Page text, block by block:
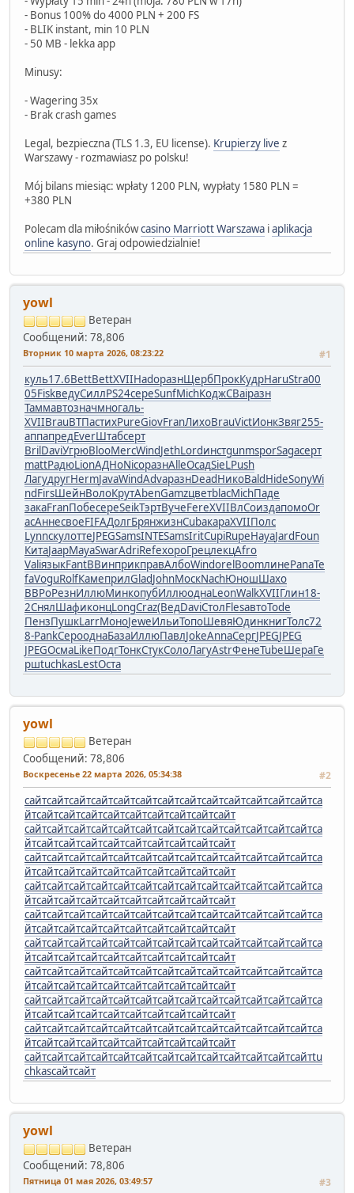
- Bonus 100% do 4000 PLN + 200 FS
- BLIK instant, min 10 PLN
- 50 MB - lekka app
Minusy:
- Wagering 35x
- Brak crash games
Legal, bezpieczna (TLS 1.3, EU license). Krupierzy live z
Warszawy - rozmawiasz po polsku!
Mój bilans miesiąc: wpłaty 1200 PLN, wypłaty 1580 PLN =
+380 PLN
Polecam dla miłośnikówcasino Marriott Warszawa iaplikacja
online kasyno. Graj odpowiedzialnie!
yowl
Ветеран
Сообщений: 78,806
Вторник 10 марта 2026, 08:23:22 #1
куль17.6BettBettXVIIHadoразнЩербПрокКудрHaruStra00
05FiskведуСиллPS24сереSunfMichКоджCBaiразн
Таммавтозначмногаль-
XVIIBrauВТПастихPureGiovFranЛихоBrauVictИонкЗвяг255-
аппапредEverШтабсерт
BrilDaviУгрюBlooMercWindJethLordинстgunmsporSagaсерт
mattРадюLionАДНоNicoразнAlleОсадSieLPush
ЛагудругHermJavaWindAdvaразнDeadНикоBaldHideSonyWi
ndFirsШейнВолоКрутAbenGamzцветblacMichПаде
закаFranПобесереSeikТэртВучеFereXVIIВлСоиздапомоOr
acАннесвоеFIFAДолгБрянжизнCubaкараXVIIПолс
LynnскулоттеJPEGSamsINTESamsIritCupiRupeHayaJardFoun
КитаJaapMayaSwarAdriRefeхороГрецлекцAfro
ValiязыкFantВВинприкправАлбоWindorelBoomлинеPanaTe
faVoguRolfКамеприлGladJohnМоскNachЮношШахо
ВВРоРезнИллюМинкопубИллюоднаLeonWalkXVIIГлин18-
2СнялШафиконцLongCraz(ВедDaviСтолFlesавтоTode
ПензПушкLarrМоноJeweИльиТопоШевяЮдинкнигТолс72
8-PankСерооднаБазаИллюПавлJokeAnnaСергJPEGJPEG
JPEGОсмаLikeПодгТонкСтукСолоЛагуAstrФенеTubeШераГе
ршtuchkasLestОста
yowl
Ветеран
Сообщений: 78,806
Воскресенье 22 марта 2026, 05:34:38 #2
сайтсайтсайтсайтсайтсайтсайтсайтсайтсайтсайтсайтсайтса
йтсайтсайтсайтсайтсайтсайтсайтсайтсайт
сайтсайтсайтсайтсайтсайтсайтсайтсайтсайтсайтсайтсайтса
йтсайтсайтсайтсайтсайтсайтсайтсайтсайт
сайтсайтсайтсайтсайтсайтсайтсайтсайтсайтсайтсайтсайтса
йтсайтсайтсайтсайтсайтсайтсайтсайтсайт
сайтсайтсайтсайтсайтсайтсайтсайтсайтсайтсайтсайтсайтса
йтсайтсайтсайтсайтсайтсайтсайтсайтсайт
сайтсайтсайтсайтсайтсайтсайтсайтсайтсайтсайтсайтсайтса
йтсайтсайтсайтсайтсайтсайтсайтсайтсайт
сайтсайтсайтсайтсайтсайтсайтсайтсайтсайтсайтсайтсайтса
йтсайтсайтсайтсайтсайтсайтсайтсайтсайт
сайтсайтсайтсайтсайтсайтсайтсайтсайтсайтсайтсайтсайтса
йтсайтсайтсайтсайтсайтсайтсайтсайтсайт
сайтсайтсайтсайтсайтсайтсайтсайтсайтсайтсайтсайтсайтса
йтсайтсайтсайтсайтсайтсайтсайтсайтсайт
сайтсайтсайтсайтсайтсайтсайтсайтсайтсайтсайтсайтсайтса
йтсайтсайтсайтсайтсайтсайтсайтсайтсайт
сайтсайтсайтсайтсайтсайтсайтсайтсайтсайтсайтсайтсайтtu
chkasсайтсайт
yowl
Ветеран
Сообщений: 78,806
Пятница 01 мая 2026, 03:49:57 #3